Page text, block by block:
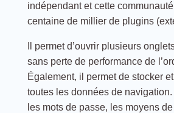
indépendant et cette
centaine de millier de plugins
Il permet d’ouvrir plusieurs
sans perte de performance de
Également, il permet de stocker
toutes les données de navigation.
les mots de passe, les moyens